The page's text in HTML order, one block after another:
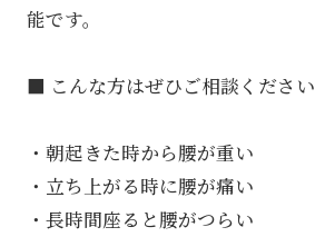
能です。
■ こんな方はぜひご相談ください
・朝起きた時から腰が重い
・立ち上がる時に腰が痛い
・長時間座ると腰がつらい